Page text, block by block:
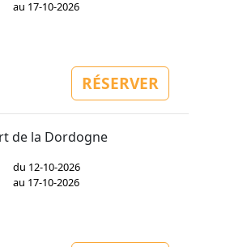
au 17-10-2026
RÉSERVER
de la Dordogne
du 12-10-2026
au 17-10-2026